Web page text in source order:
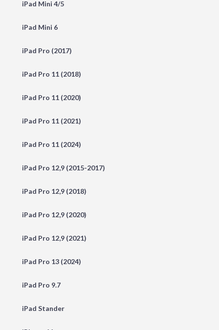
iPad Mini 4/5
iPad Mini 6
iPad Pro (2017)
iPad Pro 11 (2018)
iPad Pro 11 (2020)
iPad Pro 11 (2021)
iPad Pro 11 (2024)
iPad Pro 12,9 (2015-2017)
iPad Pro 12,9 (2018)
iPad Pro 12,9 (2020)
iPad Pro 12,9 (2021)
iPad Pro 13 (2024)
iPad Pro 9.7
iPad Stander